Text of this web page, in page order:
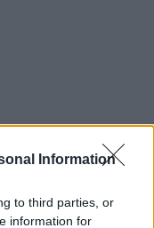
Information
to third parties, or
information for